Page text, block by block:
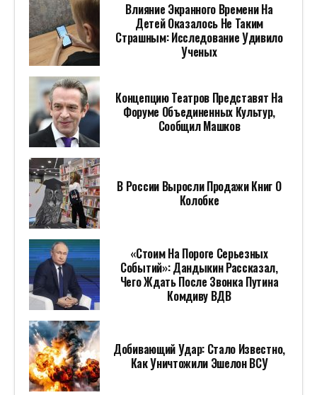
Влияние Экранного Времени На
Детей Оказалось Не Таким
Страшным: Исследование Удивило
Ученых
Концепцию Театров Представят На
Форуме Объединенных Культур,
Сообщил Машков
В России Выросли Продажи Книг О
Колобке
«Стоим На Пороге Серьезных
Событий»: Дандыкин Рассказал,
Чего Ждать После Звонка Путина
Комдиву ВДВ
Добивающий Удар: Стало Известно,
Как Уничтожили Эшелон ВСУ